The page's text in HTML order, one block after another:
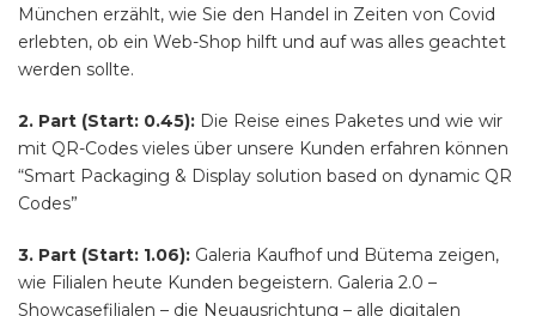
München erzählt, wie Sie den Handel in Zeiten von Covid
erlebten, ob ein Web-Shop hilft und auf was alles geachtet
werden sollte.
2. Part (Start: 0.45): Die Reise eines Paketes und wie wir
mit QR-Codes vieles über unsere Kunden erfahren können
“Smart Packaging & Display solution based on dynamic QR
Codes”
3. Part (Start: 1.06): Galeria Kaufhof und Bütema zeigen,
wie Filialen heute Kunden begeistern. Galeria 2.0 –
Showcasefilialen – die Neuausrichtung – alle digitalen